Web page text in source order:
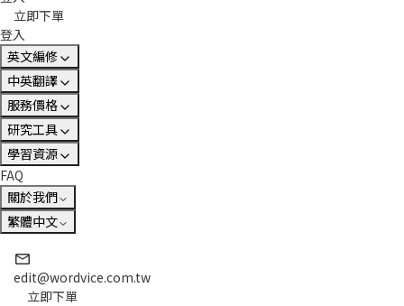
立即下單
登入
英文編修
中英翻譯
服務價格
研究工具
學習資源
FAQ
關於我們
繁體中文
edit@wordvice.com.tw
立即下單